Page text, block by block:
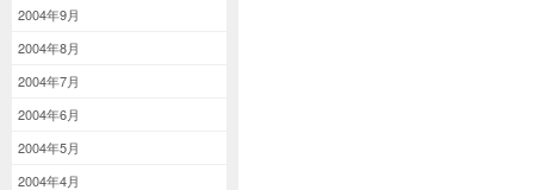
2004年9月
2004年8月
2004年7月
2004年6月
2004年5月
2004年4月